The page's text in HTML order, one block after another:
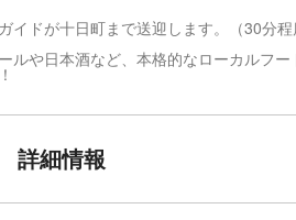
ドが十日町まで送迎します。（30分程
や日本酒など、本格的なローカルフー
詳細情報